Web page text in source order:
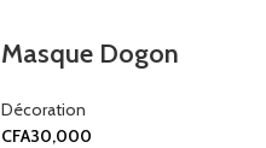
Masque Dogon
Décoration
CFA30,000